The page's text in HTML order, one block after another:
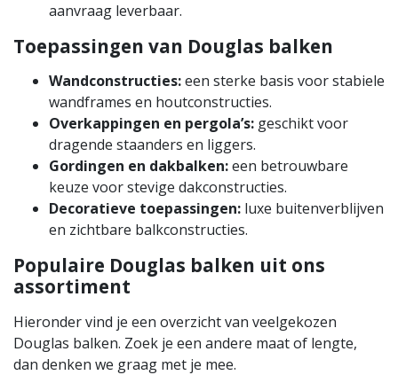
aanvraag leverbaar.
Toepassingen van Douglas balken
Wandconstructies:een sterke basis voor stabiele
wandframes en houtconstructies.
Overkappingen en pergola’s: geschikt voor
dragende staanders en liggers.
Gordingen en dakbalken:een betrouwbare
keuze voor stevige dakconstructies.
Decoratieve toepassingen: luxe buitenverblijven
en zichtbare balkconstructies.
Populaire Douglas balken uit ons
assortiment
Hieronder vind je een overzicht van veelgekozen
Douglas balken. Zoek je een andere maat of lengte,
dan denken we graag met je mee.